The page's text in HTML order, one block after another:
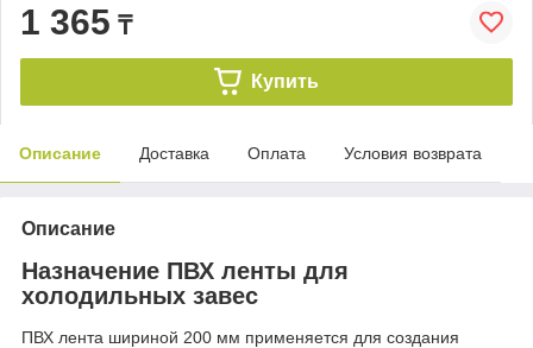
1 365 ₸
Купить
Описание Доставка Оплата Условия возврата
Описание
Назначение ПВХ ленты для
холодильных завес
ПВХ лента шириной 200 мм применяется для создания